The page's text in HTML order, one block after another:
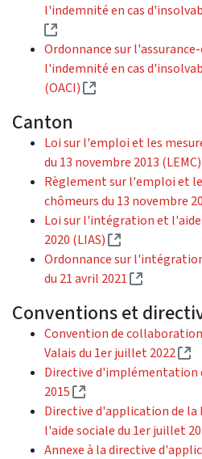
l'indemnité en cas
(Lien externe)
Ordonnance sur
l'indemnité en cas
(OACI)
(Lien externe)
Canton
Loi sur l'emploi et les
du 13 novembre 2013 (LEMC)
Règlement sur l'emploi et
chômeurs du 13 novembre
Loi sur l'intégration et l'aide
2020 (LIAS)
(Lien externe)
Ordonnance sur
du 21 avril 2021
(Lien
Conventions et
Convention de
Valais du 1er juillet 2022
Directive d'implémentation
2015
(Lien externe)
Directive d'application de
l'aide sociale du 1er juillet
Annexe à la directive